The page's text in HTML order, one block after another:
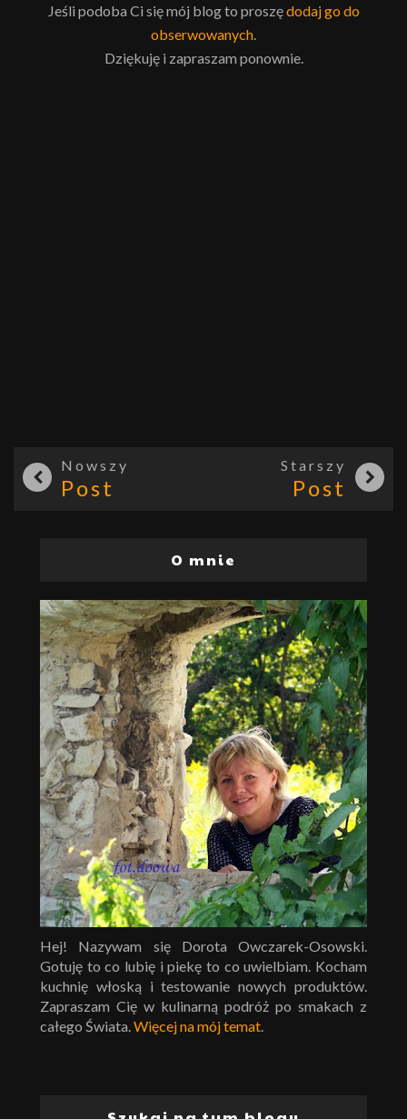
Jeśli podoba Ci się mój blog to proszędodaj go do
obserwowanych
Dziękuję i zapraszam ponownie.
Nowszy
Post
Starszy
Post
O mnie
Hej! Nazywam się Dorota Owczarek-Osowski.
Gotuję to co lubię i piekę to co uwielbiam. Kocham
kuchnię włoską i testowanie nowych produktów.
Zapraszam Cię w kulinarną podróż po smakach z
całego Świata. Więcej na mój temat